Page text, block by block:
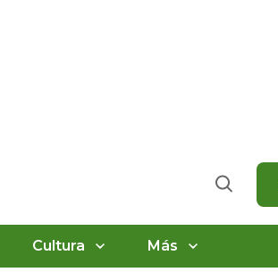
Buscar
Cultura Más